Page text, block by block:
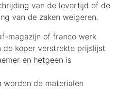
van de levertijd of de
van de zaken weigeren.
magazijn of franco werk
de koper verstrekte prijslijst
en hetgeen is
worden de materialen